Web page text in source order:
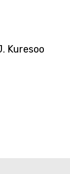
Kuresoo